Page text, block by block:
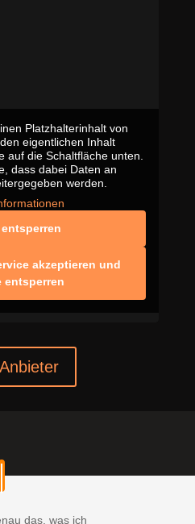
Platzhalterinhalt von
eigentlichen Inhalt
auf die Schaltfläche unten.
dass dabei Daten an
werden.
akzeptieren und
entsperren
das, was ich